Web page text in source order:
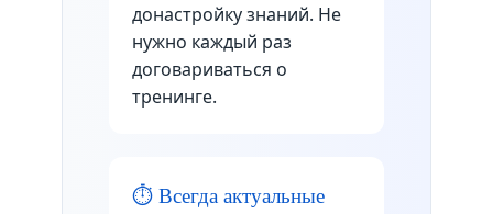
донастройку знаний. Не
нужно каждый раз
договариваться о
тренинге.
⏱️ Всегда актуальные